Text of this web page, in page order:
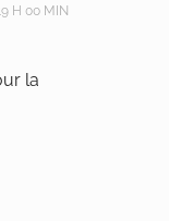
H 00 MIN
la